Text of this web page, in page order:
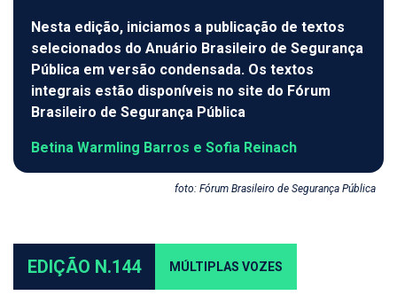
Nesta edição, iniciamos a publicação de textos
selecionados do Anuário Brasileiro de Segurança
Pública em versão condensada. Os textos
integrais estão disponíveis no site do Fórum
Brasileiro de Segurança Pública
Betina Warmling Barros e Sofia Reinach
foto: Fórum Brasileiro de Segurança Pública
EDIÇÃO N.144 MÚLTIPLAS VOZES